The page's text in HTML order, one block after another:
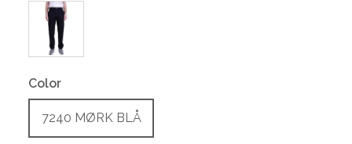
Color
7240 MØRK BLÅ